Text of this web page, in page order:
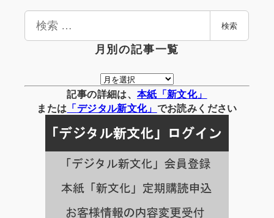
検
検索
月別の記事一覧
月
別
の
事
一
覧
記事の詳細は、 本紙「新文化」
または 「デジタル新文化」 でお読みください